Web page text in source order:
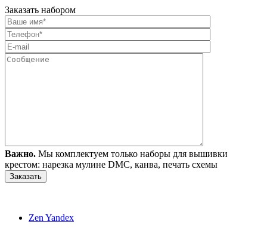
Заказать набором
Важно. Мы комплектуем только наборы для вышивки
крестом: нарезка мулине DMC, канва, печать схемы
Zen Yandex